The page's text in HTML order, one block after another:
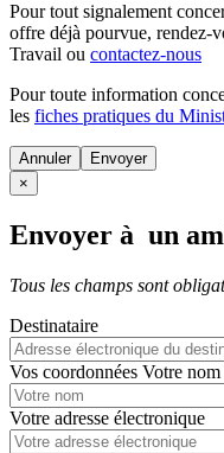
Pour tout signalement
offre déjà pourvue, rendez-
Travail ou contactez-nous
Pour toute information
les fiches pratiques du
Annuler
×
Envoyer à un
Tous les champs sont
Destinataire
Vos coordonnées Votre nom
Votre adresse électronique